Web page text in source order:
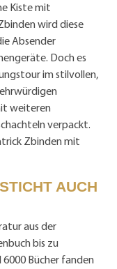
Kiste mit
wird diese
Absender
Doch es
im stilvollen,
weiteren
verpackt.
Zbinden mit
AUCH
aus der
bis zu
Bücher fanden